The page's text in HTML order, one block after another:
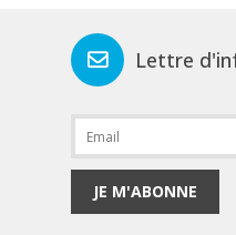
Lettre
JE M'ABONNE